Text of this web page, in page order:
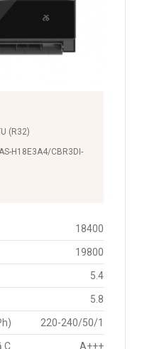
(R32)
H18E3A4/CBR3DI-
18400
19800
5.4
5.8
220-240/50/1
C A+++